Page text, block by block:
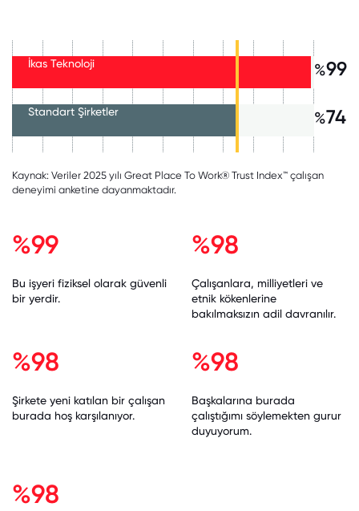
İkas Teknoloji
Standart Şirketler
%99
%74
Kaynak: Veriler 2025 yılı Great Place To Work® Trust Index™ çalışan
deneyimi anketine dayanmaktadır.
%99
Bu işyeri fiziksel olarak güvenli
bir yerdir.
%98
Çalışanlara, milliyetleri ve
etnik kökenlerine
bakılmaksızın adil davranılır.
%98
Şirkete yeni katılan bir çalışan
burada hoş karşılanıyor.
%98
Başkalarına burada
çalıştığımı söylemekten gurur
duyuyorum.
%98